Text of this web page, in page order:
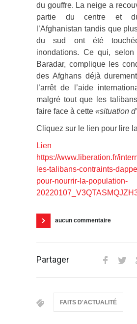
du gouffre. La neige a
partie du centre et
l’Afghanistan tandis que
du sud ont été
inondations. Ce qui, selon
Baradar, complique les
des Afghans déjà
l’arrêt de l’aide
malgré tout que les
faire face à cette «situation
Cliquez sur le lien pour lire
https://www.liberation.fr/
les-talibans-contraints-
pour-nourrir-la-population-
aucun commentaire
Partager
FAITS D'ACTUALITÉ